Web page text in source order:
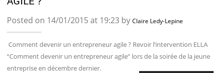
Posted on 14/01/2015 at 19:23 by Claire Ledy-Lepine
Comment devenir un entrepreneur agile ? Revoir l’intervention ELLA
“Comment devenir un entrepreneur agile” lors de la soirée de la jeune
entreprise en décembre dernier.